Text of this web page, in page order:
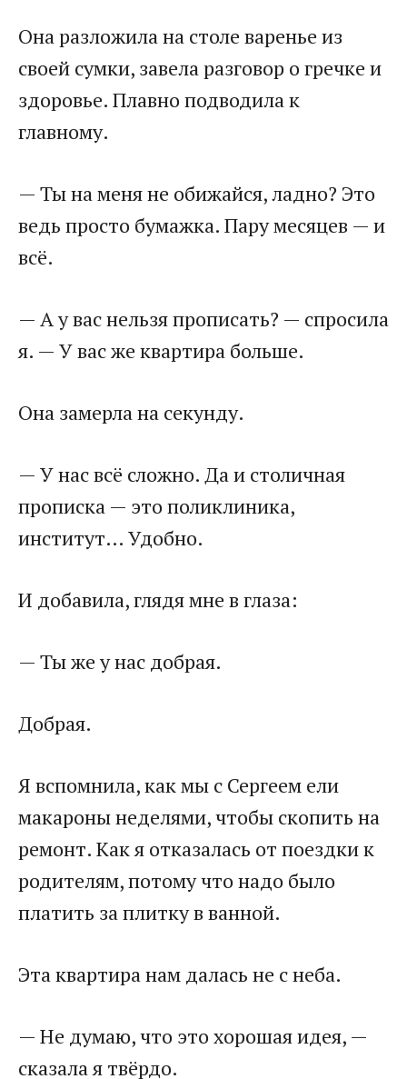
Она разложила на столе варенье из
своей сумки, завела разговор о гречке и
здоровье. Плавно подводила к
главному.
— Ты на меня не обижайся, ладно? Это
ведь просто бумажка. Пару месяцев — и
всё.
— А у вас нельзя прописать? — спросила
я. — У вас же квартира больше.
Она замерла на секунду.
— У нас всё сложно. Да и столичная
прописка — это поликлиника,
институт… Удобно.
И добавила, глядя мне в глаза:
— Ты же у нас добрая.
Добрая.
Я вспомнила, как мы с Сергеем ели
макароны неделями, чтобы скопить на
ремонт. Как я отказалась от поездки к
родителям, потому что надо было
платить за плитку в ванной.
Эта квартира нам далась не с неба.
— Не думаю, что это хорошая идея, —
сказала я твёрдо.